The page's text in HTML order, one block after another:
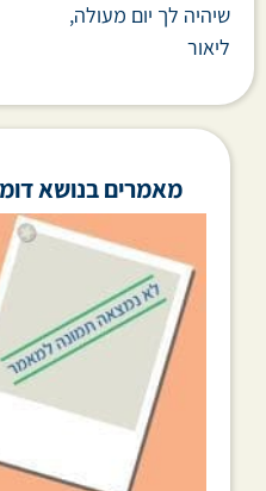
שיהיה לך יום מעולה,
ליאור
מאמרים בנושא